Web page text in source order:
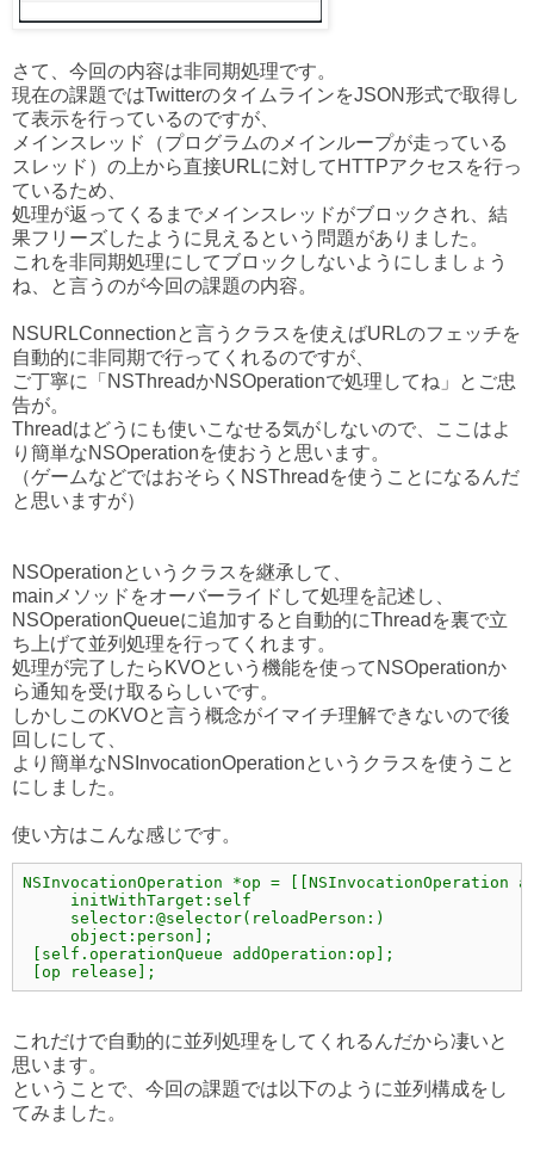
さて、今回の内容は非同期処理です。
現在の課題ではTwitterのタイムラインをJSON形式で取得し
て表示を行っているのですが、
メインスレッド（プログラムのメインループが走っている
スレッド）の上から直接URLに対してHTTPアクセスを行っ
ているため、
処理が返ってくるまでメインスレッドがブロックされ、結
果フリーズしたように見えるという問題がありました。
これを非同期処理にしてブロックしないようにしましょう
ね、と言うのが今回の課題の内容。
NSURLConnectionと言うクラスを使えばURLのフェッチを
自動的に非同期で行ってくれるのですが、
ご丁寧に「NSThreadかNSOperationで処理してね」とご忠
告が。
Threadはどうにも使いこなせる気がしないので、ここはよ
り簡単なNSOperationを使おうと思います。
（ゲームなどではおそらくNSThreadを使うことになるんだ
と思いますが）
NSOperationというクラスを継承して、
mainメソッドをオーバーライドして処理を記述し、
NSOperationQueueに追加すると自動的にThreadを裏で立
ち上げて並列処理を行ってくれます。
処理が完了したらKVOという機能を使ってNSOperationか
ら通知を受け取るらしいです。
しかしこのKVOと言う概念がイマイチ理解できないので後
回しにして、
より簡単なNSInvocationOperationというクラスを使うこと
にしました。
使い方はこんな感じです。
NSInvocationOperation *op = [[NSInvocationOperation
     initWithTarget:self
     selector:@selector(reloadPerson:)
     object:person];
[self.operationQueue addOperation:op];
[op release];
これだけで自動的に並列処理をしてくれるんだから凄いと
思います。
ということで、今回の課題では以下のように並列構成をし
てみました。